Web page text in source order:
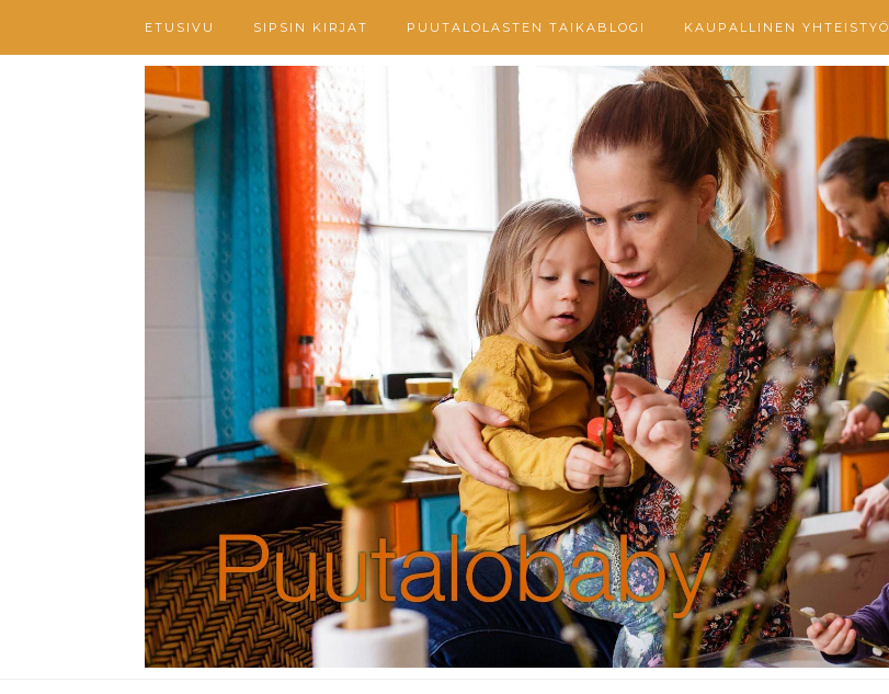
ETUSIVU SIPSIN KIRJAT PUUTALOLASTEN TAIKABLOGI KAUPALLINEN YHTEISTYÖ